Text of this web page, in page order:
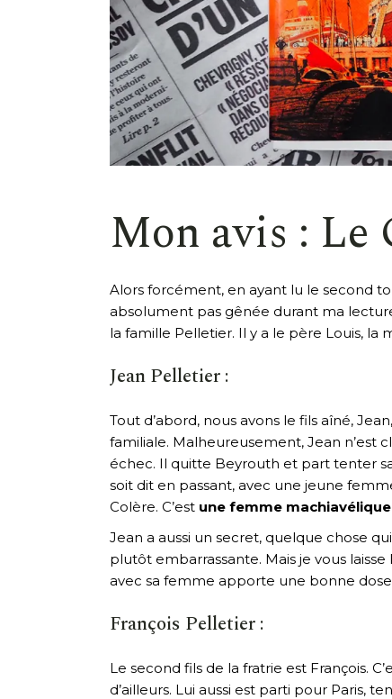
Mon avis : Le
Alors forcément, en ayant lu le second
absolument pas gênée durant ma
la famille Pelletier. Il y a le père Louis, la
Jean Pelletier :
Tout d’abord, nous avons le fils aîné,
familiale. Malheureusement, Jean n’est
échec. Il quitte Beyrouth et part tenter
soit dit en passant, avec une jeune
Colère. C’est une femme machiavélique
Jean a aussi un secret, quelque chose
plutôt embarrassante. Mais je vous
avec sa femme apporte une bonne dose
François Pelletier :
Le second fils de la fratrie est François.
d’ailleurs. Lui aussi est parti pour Paris,